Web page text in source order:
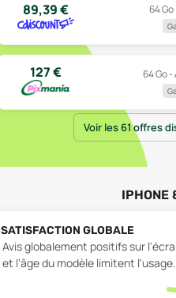
89,39€ 64
127€ 64 Go
Voir les 61 offres
IPHONE
SATISFACTION GLOBALE
Avis globalement positifs sur
et l'âge du modèle limitent l'usage.